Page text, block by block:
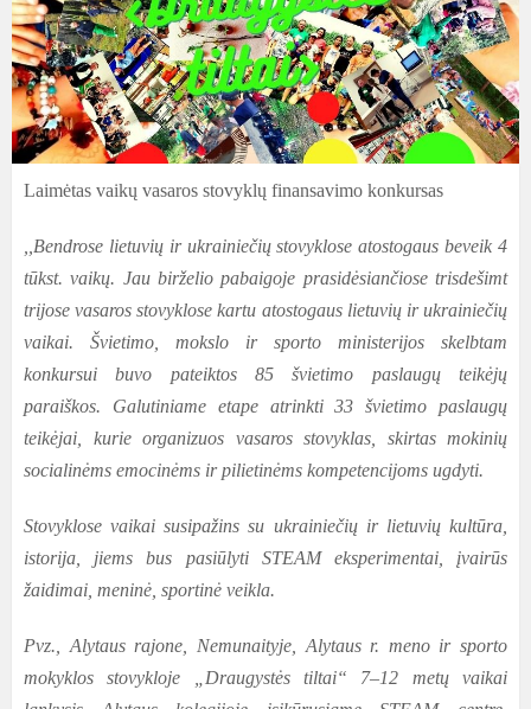
Laimėtas vaikų vasaros stovyklų finansavimo konkursas
,,Bendrose lietuvių ir ukrainiečių stovyklose atostogaus beveik 4
tūkst. vaikų. Jau birželio pabaigoje prasidėsiančiose trisdešimt
trijose vasaros stovyklose kartu atostogaus lietuvių ir ukrainiečių
vaikai. Švietimo, mokslo ir sporto ministerijos skelbtam
konkursui buvo pateiktos 85 švietimo paslaugų teikėjų
paraiškos. Galutiniame etape atrinkti 33 švietimo paslaugų
teikėjai, kurie organizuos vasaros stovyklas, skirtas mokinių
socialinėms emocinėms ir pilietinėms kompetencijoms ugdyti.
Stovyklose vaikai susipažins su ukrainiečių ir lietuvių kultūra,
istorija, jiems bus pasiūlyti STEAM eksperimentai, įvairūs
žaidimai, meninė, sportinė veikla.
Pvz., Alytaus rajone, Nemunaityje, Alytaus r. meno ir sporto
mokyklos stovykloje „Draugystės tiltai“ 7–12 metų vaikai